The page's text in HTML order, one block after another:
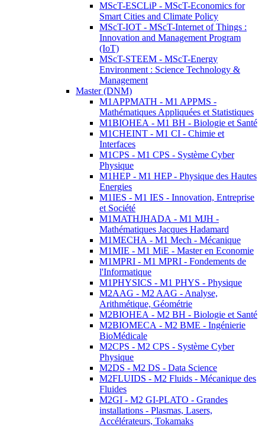
MScT-ESCLiP - MScT-Economics for
Smart Cities and Climate Policy
MScT-IOT - MScT-Internet of Things :
Innovation and Management Program
(IoT)
MScT-STEEM - MScT-Energy
Environment : Science Technology &
Management
Master (DNM)
M1APPMATH - M1 APPMS -
Mathématiques Appliquées et Statistiques
M1BIOHEA - M1 BH - Biologie et Santé
M1CHEINT - M1 CI - Chimie et
Interfaces
M1CPS - M1 CPS - Système Cyber
Physique
M1HEP - M1 HEP - Physique des Hautes
Energies
M1IES - M1 IES - Innovation, Entreprise
et Société
M1MATHJHADA - M1 MJH -
Mathématiques Jacques Hadamard
M1MECHA - M1 Mech - Mécanique
M1MIE - M1 MiE - Master en Economie
M1MPRI - M1 MPRI - Fondements de
l'Informatique
M1PHYSICS - M1 PHYS - Physique
M2AAG - M2 AAG - Analyse,
Arithmétique, Géométrie
M2BIOHEA - M2 BH - Biologie et Santé
M2BIOMECA - M2 BME - Ingénierie
BioMédicale
M2CPS - M2 CPS - Système Cyber
Physique
M2DS - M2 DS - Data Science
M2FLUIDS - M2 Fluids - Mécanique des
Fluides
M2GI - M2 GI-PLATO - Grandes
installations - Plasmas, Lasers,
Accélérateurs, Tokamaks